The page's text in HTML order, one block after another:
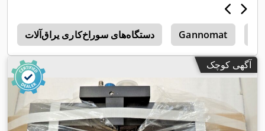
دستگاه‌های سوراخ‌کاری یراق‌آلات Gannomat
آگهی کوچک